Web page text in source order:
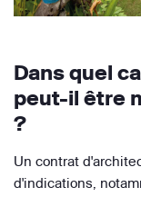
Dans quel
peut-il être
?
Un contrat
d'indications,